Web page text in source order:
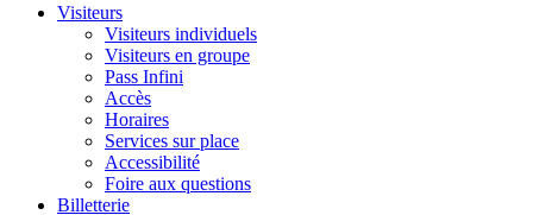
Visiteurs
Visiteurs individuels
Visiteurs en groupe
Pass Infini
Accès
Horaires
Services sur place
Accessibilité
Foire aux questions
Billetterie